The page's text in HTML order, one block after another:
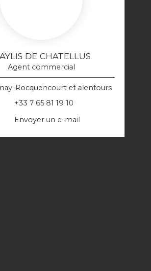
DE CHATELLUS
Agent commercial
Rocquencourt et alentours
+33 7 65 81 19 10
Envoyer un e-mail